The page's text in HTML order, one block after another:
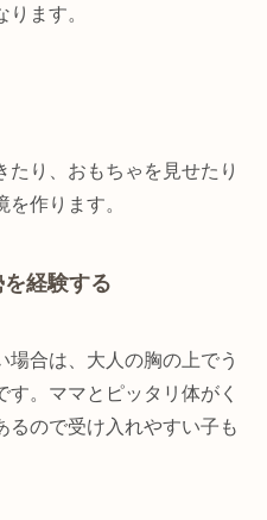
ります。
り、おもちゃを見せたり
作ります。
経験する
場合は、大人の胸の上でう
。ママとピッタリ体がく
るので受け入れやすい子も